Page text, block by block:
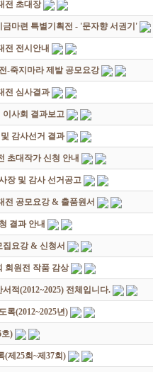
전 초대장
마련 특별기획전 - '문자향 서권기'
전 전시안내
-죽지마라 제발 공모요강
전 심사결과
이사회 결과보고
감사선거 결과
초대작가 신청 안내
장 및 감사 선거공고
전 공모요강 & 출품원서
결과 안내
집요강 & 신청서
회원전 작품 감상
적(2012~2025) 전체입니다.
록(2012~2025년)
호)
(제25회~제37회)